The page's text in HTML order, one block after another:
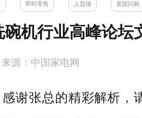
即时零售 人货场 美团闪购
碗机行业高峰论坛
源：中国家电网
张总的精彩解析，